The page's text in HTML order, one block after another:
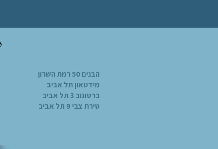
הבנים 50 רמת השרון
מידטאון תל אביב
ברטונוב 3 תל אביב
טירת צבי 9 תל אביב